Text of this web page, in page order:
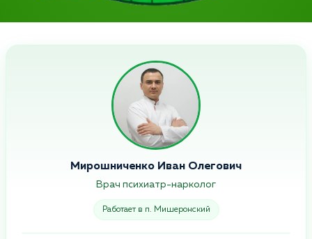
Мирошниченко Иван Олегович
Врач психиатр-нарколог
Работает в п. Мишеронский